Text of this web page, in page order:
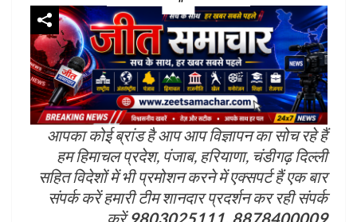
आपका कोई ब्रांड है आप आप विज्ञापन का सोच रहे हैं
हम हिमाचल प्रदेश, पंजाब, हरियाणा, चंडीगढ़ दिल्ली
सहित विदेशों में भी प्रमोशन करने में एक्सपर्ट हैं एक बार
संपर्क करें हमारी टीम शानदार प्रदर्शन कर रही संपर्क
करें9803025111, 8878400009